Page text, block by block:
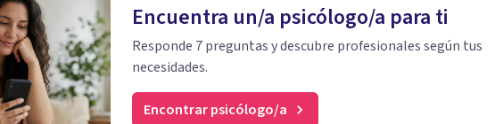
Encuentra un/a psicólogo/a para ti
Responde 7 preguntas y descubre profesionales según tus
necesidades.
Encontrar psicólogo/a